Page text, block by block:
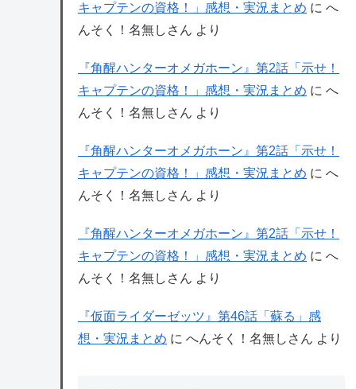
キャプテンの資格！」感想・実況まとめ に へ
んそく！名無しさん より
『角醒ハンターオメガホーン』第2話「示せ！
キャプテンの資格！」感想・実況まとめ に へ
んそく！名無しさん より
『角醒ハンターオメガホーン』第2話「示せ！
キャプテンの資格！」感想・実況まとめ に へ
んそく！名無しさん より
『角醒ハンターオメガホーン』第2話「示せ！
キャプテンの資格！」感想・実況まとめ に へ
んそく！名無しさん より
『仮面ライダーゼッツ』第46話「蘇る」感
想・実況まとめ に へんそく！名無しさん より